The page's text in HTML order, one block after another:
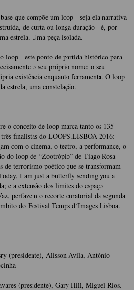
que compõe um loop - seja ela narrativa
de curta ou longa duração - é, por
estrela. Uma peça isolada.
loop - este ponto de partida histórico para
o seu próprio nome; o seu
existência enquanto ferramenta. O loop
estrela, uma constelação.
o conceito de loop marca tanto os 135
finalistas do LOOPS.LISBOA 2016:
com o cinema, o teatro, a performance, o
do loop de “Zootrópio” de Tiago Rosa-
de terrorismo poético que se transformam
I am just a butterfly sending you a
e a extensão dos limites do espaço
perfazem o recorte curatorial da segunda
do Festival Temps d´Images Lisboa.
(presidente), Alisson Avila, António
(presidente), Gary Hill, Miguel Rios.